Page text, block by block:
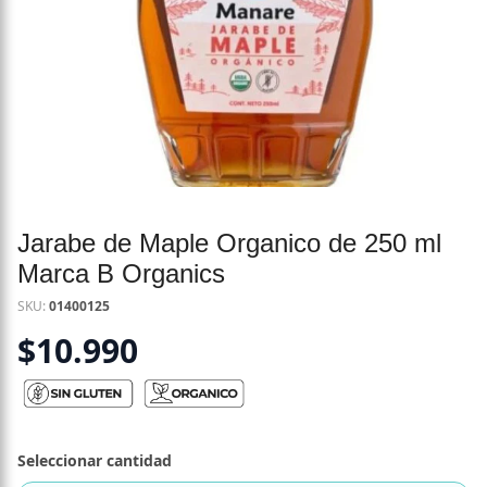
Jarabe de Maple Organico de 250 ml
Marca B Organics
SKU:01400125
$10.990
Seleccionar cantidad